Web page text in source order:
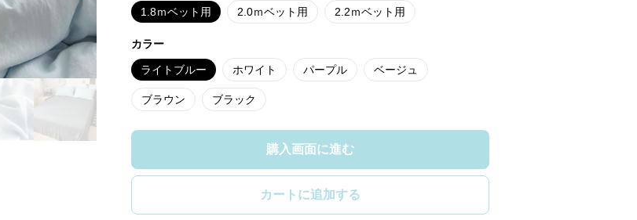
1.8ｍベット用 2.0ｍベット用 2.2ｍベット用
カラー
ライトブルー ホワイト パープル ベージュ
ブラウン ブラック
購入画面に進む
カートに追加する